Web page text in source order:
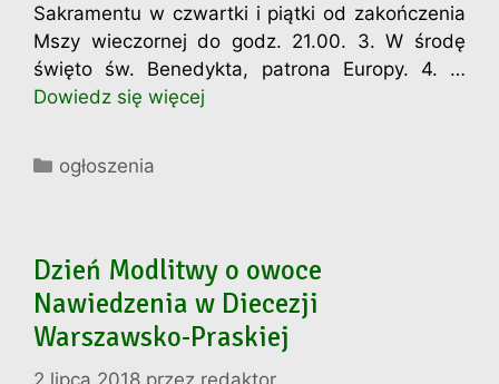
Sakramentu w czwartki i piątki od zakończenia
Mszy wieczornej do godz. 21.00. 3. W środę
święto św. Benedykta, patrona Europy. 4. …
Dowiedz się więcej
Kategorie
ogłoszenia
Dzień Modlitwy o owoce
Nawiedzenia w Diecezji
Warszawsko-Praskiej
2 lipca 2018 przez redaktor